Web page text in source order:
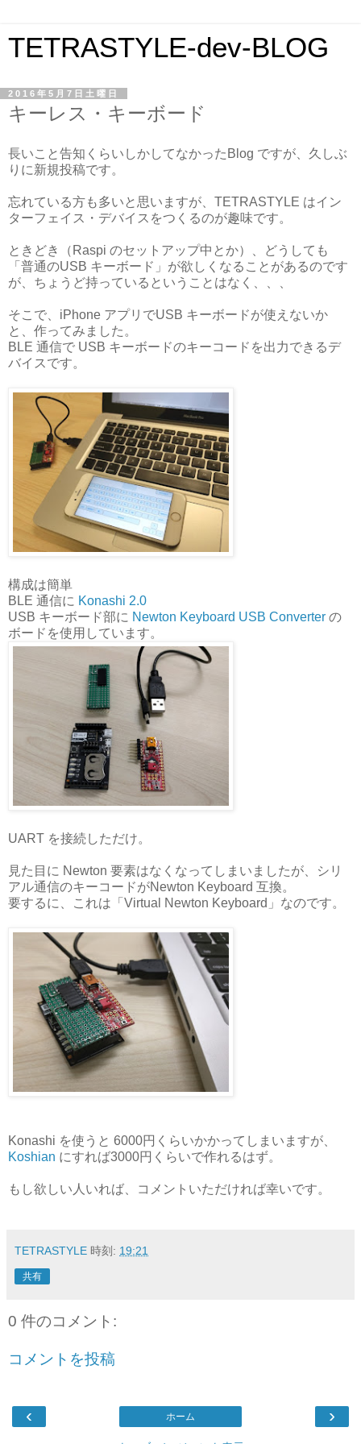
TETRASTYLE-dev-BLOG
2016年5月7日土曜日
キーレス・キーボード
長いこと告知くらいしかしてなかったBlog ですが、久しぶ
りに新規投稿です。
忘れている方も多いと思いますが、TETRASTYLE はイン
ターフェイス・デバイスをつくるのが趣味です。
ときどき（Raspi のセットアップ中とか）、どうしても
「普通のUSB キーボード」が欲しくなることがあるのです
が、ちょうど持っているということはなく、、、
そこで、iPhone アプリでUSB キーボードが使えないか
と、作ってみました。
BLE 通信で USB キーボードのキーコードを出力できるデ
バイスです。
構成は簡単
BLE 通信に Konashi 2.0
USB キーボード部に Newton Keyboard USB Converter の
ボードを使用しています。
UART を接続しただけ。
見た目に Newton 要素はなくなってしまいましたが、シリ
アル通信のキーコードがNewton Keyboard 互換。
要するに、これは「Virtual Newton Keyboard」なのです。
Konashi を使うと 6000円くらいかかってしまいますが、
Koshian にすれば3000円くらいで作れるはず。
もし欲しい人いれば、コメントいただければ幸いです。
TETRASTYLE 時刻: 19:21
共有
0 件のコメント:
コメントを投稿
‹ ›
ホーム